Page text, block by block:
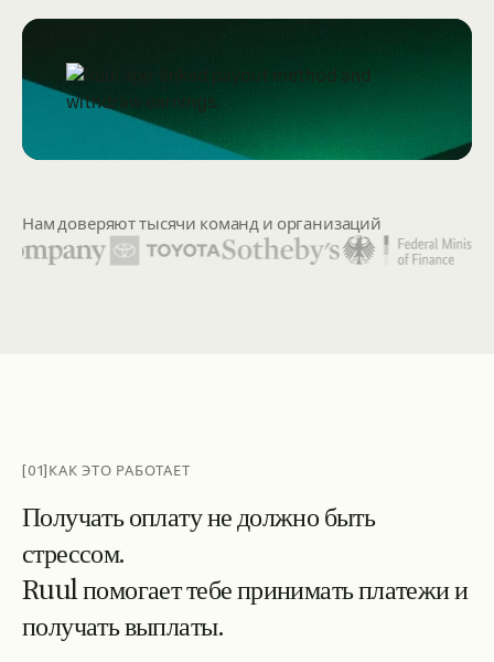
Нам доверяют тысячи команд и организаций
[01]КАК ЭТО РАБОТАЕТ
Получатьоплатунедолжнобыть
стрессом.
Ruulпомогаеттебеприниматьплатежии
получатьвыплаты.